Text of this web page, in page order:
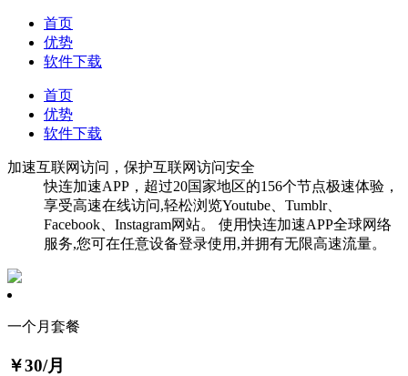
首页
优势
软件下载
首页
优势
软件下载
加速互联网访问，保护互联网访问安全
快连加速APP，超过20国家地区的156个节点极速体验，
享受高速在线访问,轻松浏览Youtube、Tumblr、
Facebook、Instagram网站。 使用快连加速APP全球网络
服务,您可在任意设备登录使用,并拥有无限高速流量。
一个月套餐
￥30/月